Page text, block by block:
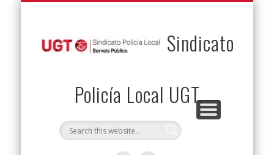
Sindicato
Policía Local UGT